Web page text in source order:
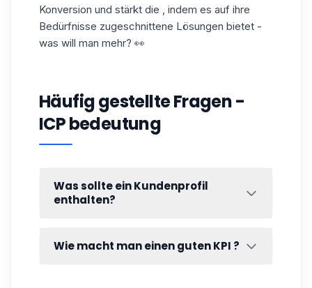
Konversion und stärkt die , indem es auf ihre
Bedürfnisse zugeschnittene Lösungen bietet -
was will man mehr? 👀
Häufig gestellte Fragen -
ICP bedeutung
Was sollte ein Kundenprofil
enthalten?
Informationen enthalten, um die Bedürfnisse
und Verhaltensweisen Ihrer Kunden besser
Wie macht man einen guten KPI ?